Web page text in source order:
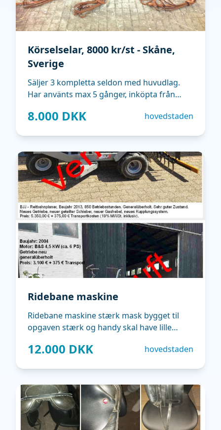
Körselselar, 8000 kr/st - Skåne,
Sverige
Säljer 3 kompletta seldon med huvudlag.
Har använts max 5 gånger, inköpta från
8.000 DKK hovedstaden
Ridebane maskine
Ridebane maskine stærk mask bygget til
opgaven stærk og handy skal have lille
12.000 DKK hovedstaden